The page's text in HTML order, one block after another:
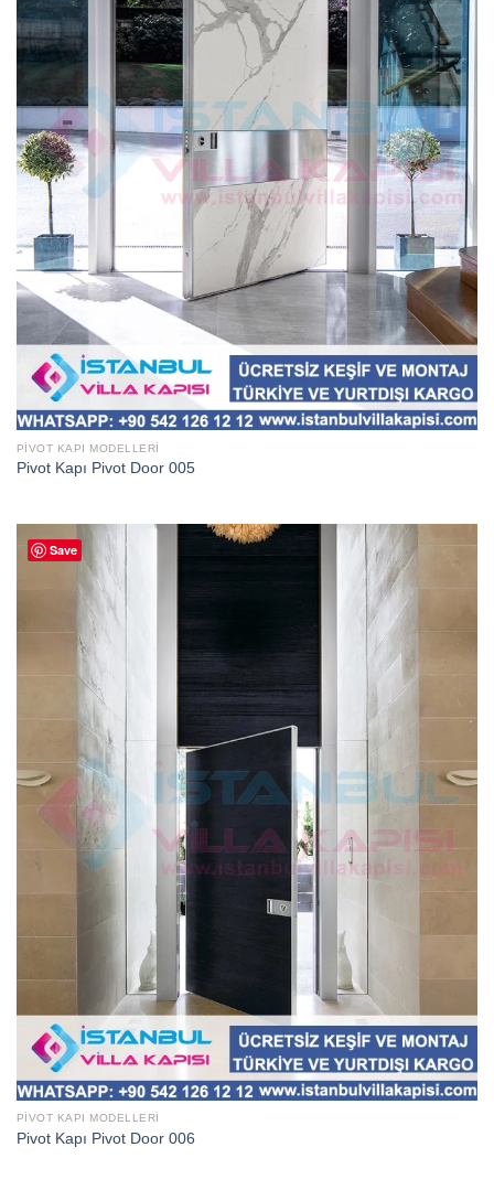
PIVOT KAPI MODELLERI
Pivot Kapı Pivot Door 005
Save
PIVOT KAPI MODELLERI
Pivot Kapı Pivot Door 006